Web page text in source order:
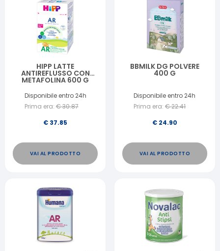
HIPP LATTE
ANTIREFLUSSO CON
METAFOLINA 600 G
Disponibile entro 24h
Prima era: €30.87
€ 37.85
VAI AL PRODOTTO
BBMILK DG POLVERE
400 G
Disponibile entro 24h
Prima era: €22.41
€ 24.90
VAI AL PRODOTTO